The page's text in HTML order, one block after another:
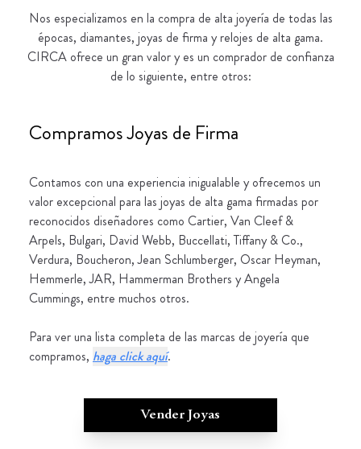
Nos especializamos en la compra de alta joyería de todas las
épocas, diamantes, joyas de firma y relojes de alta gama.
CIRCA ofrece un gran valor y es un comprador de confianza
de lo siguiente, entre otros:
Compramos Joyas de Firma
Contamos con una experiencia inigualable y ofrecemos un
valor excepcional para las joyas de alta gama firmadas por
reconocidos diseñadores como Cartier, Van Cleef &
Arpels, Bulgari, David Webb, Buccellati, Tiffany & Co.,
Verdura, Boucheron, Jean Schlumberger, Oscar Heyman,
Hemmerle, JAR, Hammerman Brothers y Angela
Cummings, entre muchos otros.
Para ver una lista completa de las marcas de joyería que
compramos, haga click aquí.
Vender Joyas